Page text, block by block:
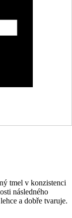
tmel v konzistenci
následného
a dobře tvaruje.